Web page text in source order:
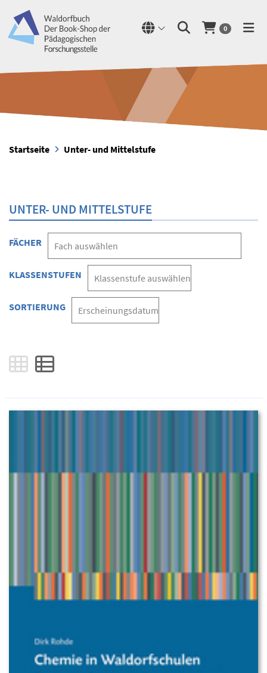
0
Startseite Unter- und Mittelstufe
UNTER- UND MITTELSTUFE
FÄCHER
KLASSENSTUFEN
SORTIERUNG